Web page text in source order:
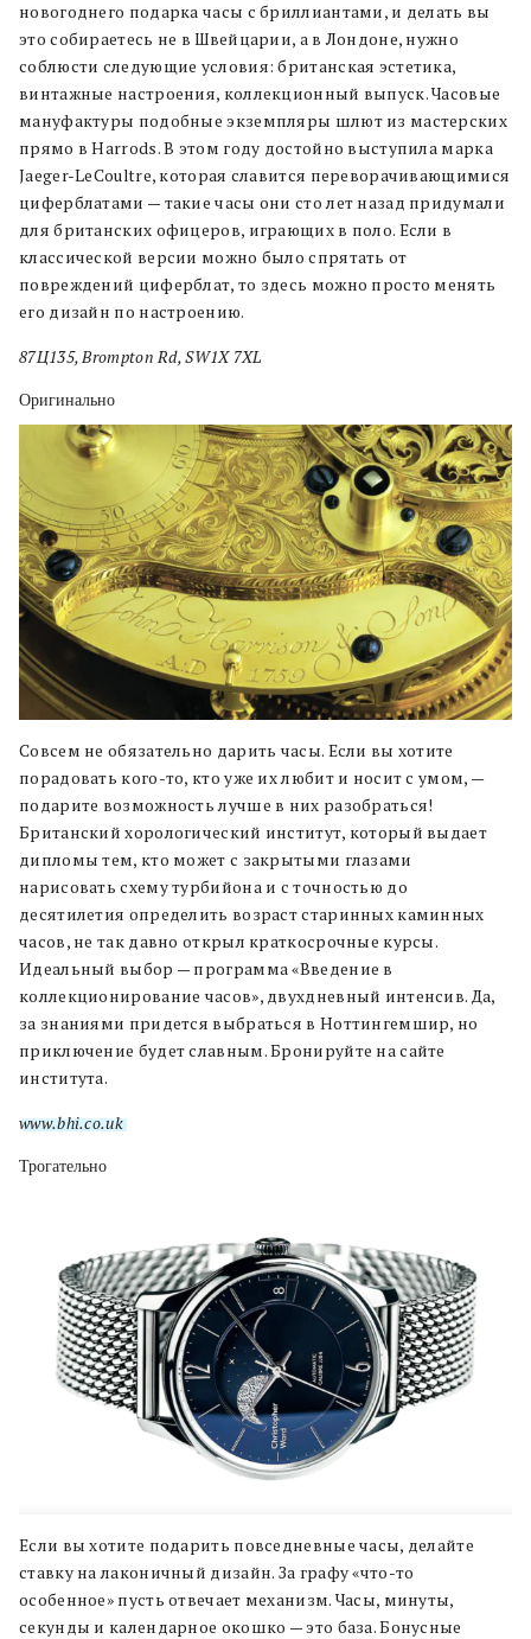
новогоднего подарка часы с бриллиантами, и делать вы
это собираетесь не в Швейцарии, а в Лондоне, нужно
соблюсти следующие условия: британская эстетика,
винтажные настроения, коллекционный выпуск. Часовые
мануфактуры подобные экземпляры шлют из мастерских
прямо в Harrods. В этом году достойно выступила марка
Jaeger-LeCoultre, которая славится переворачивающимися
циферблатами — такие часы они сто лет назад придумали
для британских офицеров, играющих в поло. Если в
классической версии можно было спрятать от
повреждений циферблат, то здесь можно просто менять
его дизайн по настроению.
87Ц135, Brompton Rd, SW1X 7XL
Оригинально
Совсем не обязательно дарить часы. Если вы хотите
порадовать кого-то, кто уже их любит и носит с умом, —
подарите возможность лучше в них разобраться!
Британский хорологический институт, который выдает
дипломы тем, кто может с закрытыми глазами
нарисовать схему турбийона и с точностью до
десятилетия определить возраст старинных каминных
часов, не так давно открыл краткосрочные курсы.
Идеальный выбор — программа «Введение в
коллекционирование часов», двухдневный интенсив. Да,
за знаниями придется выбраться в Ноттингемшир, но
приключение будет славным. Бронируйте на сайте
института.
www.bhi.co.uk
Трогательно
Если вы хотите подарить повседневные часы, делайте
ставку на лаконичный дизайн. За графу «что-то
особенное» пусть отвечает механизм. Часы, минуты,
секунды и календарное окошко — это база. Бонусные